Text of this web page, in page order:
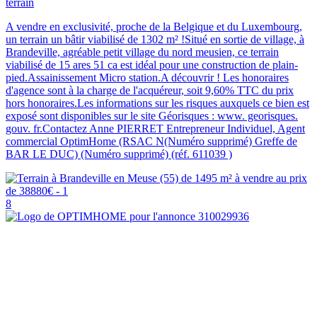
terrain
A vendre en exclusivité, proche de la Belgique et du Luxembourg,
un terrain un bâtir viabilisé de 1302 m² !Situé en sortie de village, à
Brandeville, agréable petit village du nord meusien, ce terrain
viabilisé de 15 ares 51 ca est idéal pour une construction de plain-
pied.Assainissement Micro station.A découvrir ! Les honoraires
d'agence sont à la charge de l'acquéreur, soit 9,60% TTC du prix
hors honoraires.Les informations sur les risques auxquels ce bien est
exposé sont disponibles sur le site Géorisques : www. georisques.
gouv. fr.Contactez Anne PIERRET Entrepreneur Individuel, Agent
commercial OptimHome (RSAC N(Numéro supprimé) Greffe de
BAR LE DUC) (Numéro supprimé) (réf. 611039 )
8